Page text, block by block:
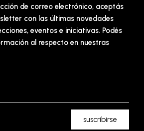
de correo electrónico, aceptás
con las últimas novedades
eventos e iniciativas. Podés
al respecto en nuestras
suscribirse